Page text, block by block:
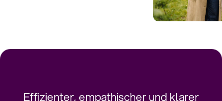
Effizienter, empathischer und klarer